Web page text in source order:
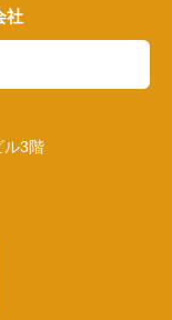
社
ル3階